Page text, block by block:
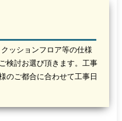
ッションフロア等の仕様
検討お選び頂きます。工事
のご都合に合わせて工事日